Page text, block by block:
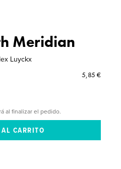
Meridian
Luyckx
5,85 €
al finalizar el pedido.